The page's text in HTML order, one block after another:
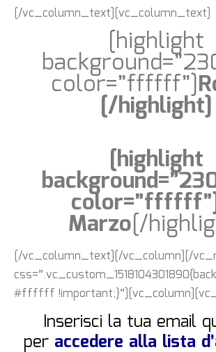
[/vc_column_text][vc_column_text]
[highlight
color=”ffffff”]
[/highlight]
[highlight
Marzo[/
[/vc_column_text][/vc_column][/
#ffffff
Inserisci la tua email
per accedere alla lista